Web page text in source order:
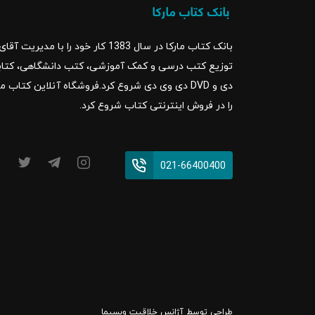
بانک کتاب مارکا در سال 1383 کار
را در فروش اینترنتی کتاب شروع کرد.
021-66400400
طراحی توسط آژانس خلاقیت وبسیما